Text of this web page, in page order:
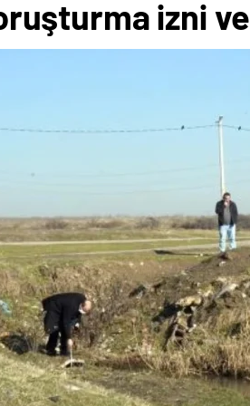
izni